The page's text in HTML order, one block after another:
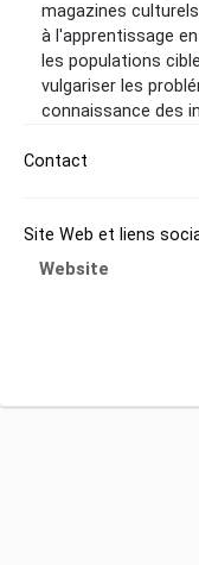
magazines
à l'apprentissage
les populations
vulgariser les
connaissance des
Contact
Site Web et liens
Website